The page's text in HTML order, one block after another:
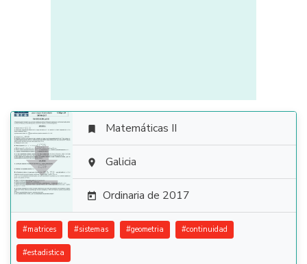

 Matemáticas II
 Galicia
 Ordinaria de 2017
#matrices #sistemas #geometria #continuidad
#estadistica